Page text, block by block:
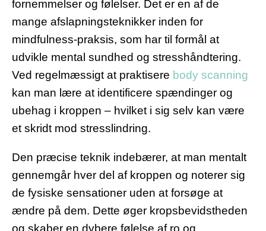
fornemmelser og følelser. Det er en af de
mange afslapningsteknikker inden for
mindfulness-praksis, som har til formål at
udvikle mental sundhed og stresshåndtering.
Ved regelmæssigt at praktisere body scanning
kan man lære at identificere spændinger og
ubehag i kroppen – hvilket i sig selv kan være
et skridt mod stresslindring.
Den præcise teknik indebærer, at man mentalt
gennemgår hver del af kroppen og noterer sig
de fysiske sensationer uden at forsøge at
ændre på dem. Dette øger kropsbevidstheden